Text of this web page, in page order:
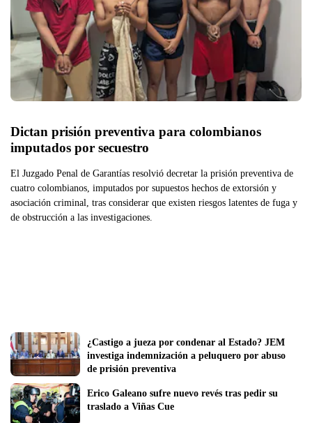
Dictan prisión preventiva para colombianos
imputados por secuestro
El Juzgado Penal de Garantías resolvió decretar la prisión preventiva de
cuatro colombianos, imputados por supuestos hechos de extorsión y
asociación criminal, tras considerar que existen riesgos latentes de fuga y
de obstrucción a las investigaciones.
¿Castigo a jueza por condenar al Estado? JEM
investiga indemnización a peluquero por abuso
Erico Galeano sufre nuevo revés tras pedir su
traslado a Viñas Cue